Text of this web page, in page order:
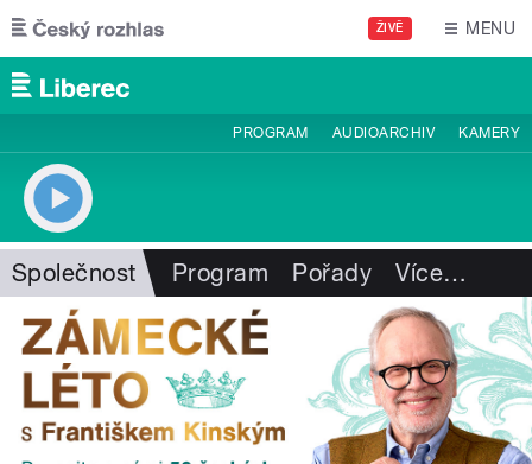
Přejít k hlavnímu obsahu
ŽIVĚ MENU
PROGRAM AUDIOARCHIV KAMERY
Společnost Program Pořady Více…